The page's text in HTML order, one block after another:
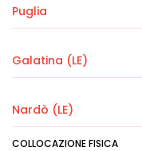
Puglia
Galatina (LE)
Nardò (LE)
COLLOCAZIONE FISICA